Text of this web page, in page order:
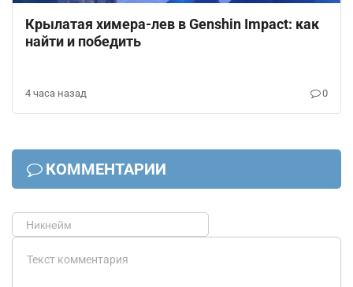
Крылатая химера-лев в Genshin Impact: как
найти и победить
4 часа назад 0
КОММЕНТАРИИ